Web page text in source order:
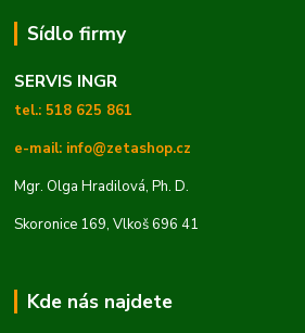
Sídlo firmy
SERVIS INGR
tel.: 518 625 861
e-mail: info@zetashop.cz
Mgr. Olga Hradilová, Ph. D.
Skoronice 169, Vlkoš 696 41
Kde nás najdete